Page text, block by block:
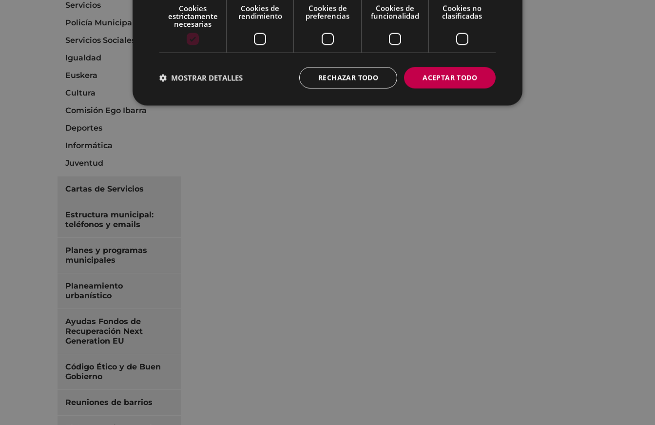
Servicios
Policía Municipal
Servicios Sociales
Igualdad
Euskera
Cultura
Comisión Ego Ibarra
Deportes
Informática
Juventud
Cartas de Servicios
Estructura municipal:
teléfonos y emails
Planes y programas
municipales
Planeamiento
urbanístico
Ayudas Fondos de
Recuperación Next
Generation EU
Código Ético y de Buen
Gobierno
Reuniones de barrios
Cookies
estrictamente
necesarias
Cookies de
rendimiento
Cookies de
preferencias
Cookies de
funcionalidad
Cookies no
clasificadas
ACEPTAR TODO
RECHAZAR TODO
MOSTRAR DETALLES